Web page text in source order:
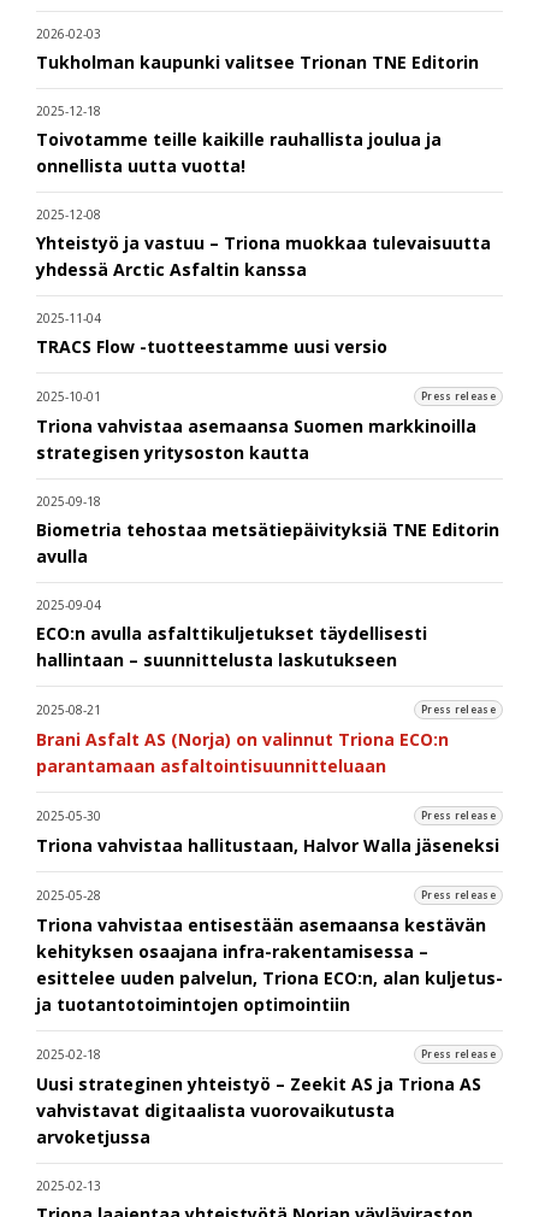
2026-02-03
Tukholman kaupunki valitsee Trionan TNE Editorin
2025-12-18
Toivotamme teille kaikille rauhallista joulua ja
onnellista uutta vuotta!
2025-12-08
Yhteistyö ja vastuu – Triona muokkaa tulevaisuutta
yhdessä Arctic Asfaltin kanssa
2025-11-04
TRACS Flow -tuotteestamme uusi versio
2025-10-01 Press release
Triona vahvistaa asemaansa Suomen markkinoilla
strategisen yritysoston kautta
2025-09-18
Biometria tehostaa metsätiepäivityksiä TNE Editorin
avulla
2025-09-04
ECO:n avulla asfalttikuljetukset täydellisesti
hallintaan – suunnittelusta laskutukseen
2025-08-21 Press release
Brani Asfalt AS (Norja) on valinnut Triona ECO:n
parantamaan asfaltointisuunnitteluaan
2025-05-30 Press release
Triona vahvistaa hallitustaan, Halvor Walla jäseneksi
2025-05-28 Press release
Triona vahvistaa entisestään asemaansa kestävän
kehityksen osaajana infra-rakentamisessa –
esittelee uuden palvelun, Triona ECO:n, alan kuljetus-
ja tuotantotoimintojen optimointiin
2025-02-18 Press release
Uusi strateginen yhteistyö – Zeekit AS ja Triona AS
vahvistavat digitaalista vuorovaikutusta
arvoketjussa
2025-02-13